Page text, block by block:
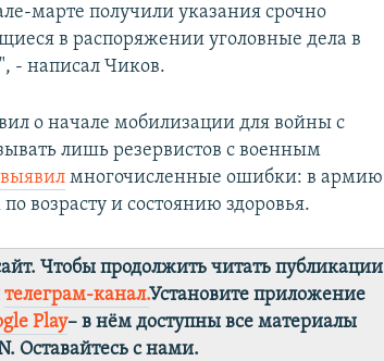
марте получили указания срочно
в распоряжении уголовные дела в
- написал Чиков.
о начале мобилизации для войны с
лишь резервистов с военным
выявилмногочисленные ошибки: в армию
возрасту и состоянию здоровья.
Чтобы продолжить читать публикации
телеграм-канал.Установите приложение
Play– в нём доступны все материалы
Оставайтесь с нами.